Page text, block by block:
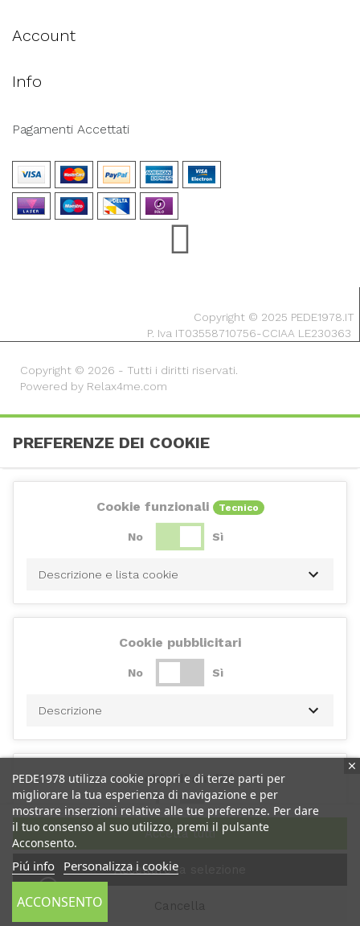
Account
Info
Pagamenti Accettati
Copyright © 2025 PEDE1978.IT
P. Iva IT03558710756-CCIAA LE230363
Copyright © 2026 - Tutti i diritti riservati.
Powered by Relax4me.com
PEDE1978 utilizza cookie propri e di terze parti per
migliorare la tua esperienza di navigazione e per
mostrare inserzioni relative alle tue preferenze. Per dare
il tuo consenso al suo utilizzo, premi il pulsante
Acconsento.
Piú info Personalizza i cookie
ACCONSENTO
PREFERENZE DEI COOKIE
Cookie funzionali Tecnico
No Sì
Descrizione e lista cookie
Cookie pubblicitari
No Sì
Descrizione
Cookie di analisi
No Sì
Descrizione
Cookie di performance
Cancella
Accettare la selezione
Accetta tutti